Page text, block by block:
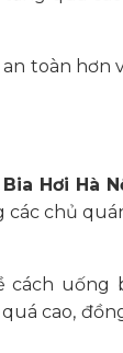
toàn hơn
Bia Hơi Hà
chủ
uống
cao,